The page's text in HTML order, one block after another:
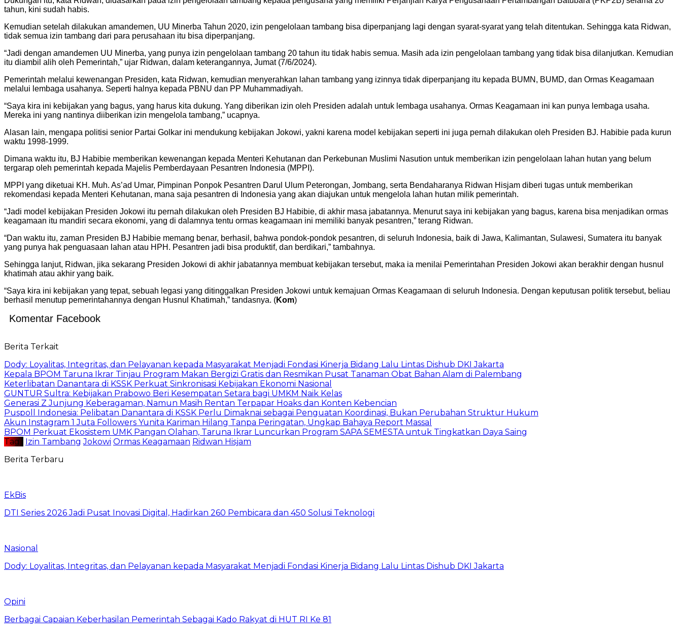
tahun, kini sudah habis.
Kemudian setelah dilakukan amandemen, UU Minerba Tahun 2020, izin pengelolaan tambang bisa diperpanjang lagi dengan syarat-syarat yang telah ditentukan. Sehingga kata Ridwan,
tidak semua izin tambang dari para perusahaan itu bisa diperpanjang.
“Jadi dengan amandemen UU Minerba, yang punya izin pengelolaan tambang 20 tahun itu tidak habis semua. Masih ada izin pengelolaan tambang yang tidak bisa dilanjutkan. Kemudian
itu diambil alih oleh Pemerintah,” ujar Ridwan, dalam keterangannya, Jumat (7/6/2024).
Pemerintah melalui kewenangan Presiden, kata Ridwan, kemudian menyerahkan lahan tambang yang izinnya tidak diperpanjang itu kepada BUMN, BUMD, dan Ormas Keagamaan
melalui lembaga usahanya. Seperti halnya kepada PBNU dan PP Muhammadiyah.
“Saya kira ini kebijakan yang bagus, yang harus kita dukung. Yang diberikan izin oleh Presiden adalah untuk lembaga usahanya. Ormas Keagamaan ini kan punya lembaga usaha.
Mereka ini yang nantinya diiberikan izin mengelola tambang,” ucapnya.
Alasan lain, mengapa politisi senior Partai Golkar ini mendukung kebijakan Jokowi, yakni karena model kebijakan seperti ini juga pernah dilakukan oleh Presiden BJ. Habibie pada kurun
waktu 1998-1999.
Dimana waktu itu, BJ Habibie memberikan kewenangan kepada Menteri Kehutanan dan Perkebunan Muslimi Nasution untuk memberikan izin pengelolaan lahan hutan yang belum
tergarap oleh pemerintah kepada Majelis Pemberdayaan Pesantren Indonesia (MPPI).
MPPI yang diketuai KH. Muh. As’ad Umar, Pimpinan Ponpok Pesantren Darul Ulum Peterongan, Jombang, serta Bendaharanya Ridwan Hisjam diberi tugas untuk memberikan
rekomendasi kepada Menteri Kehutanan, mana saja pesantren di Indonesia yang akan diajukan untuk mengelola lahan hutan milik pemerintah.
“Jadi model kebijakan Presiden Jokowi itu pernah dilakukan oleh Presiden BJ Habibie, di akhir masa jabatannya. Menurut saya ini kebijakan yang bagus, karena bisa menjadikan ormas
keagamaan itu mandiri secara ekonomi, yang di dalamnya tentu ormas keagamaan ini memiliki banyak pesantren,” terang Ridwan.
“Dan waktu itu, zaman Presiden BJ Habibie memang benar, berhasil, bahwa pondok-pondok pesantren, di seluruh Indonesia, baik di Jawa, Kalimantan, Sulawesi, Sumatera itu banyak
yang punya hak penguasaan lahan atau HPH. Pesantren jadi bisa produktif, dan berdikari,” tambahnya.
Sehingga lanjut, Ridwan, jika sekarang Presiden Jokowi di akhir jabatannya membuat kebijakan tersebut, maka ia menilai Pemerintahan Presiden Jokowi akan berakhir dengan husnul
khatimah atau akhir yang baik.
“Saya kira ini kebijakan yang tepat, sebuah legasi yang ditinggalkan Presiden Jokowi untuk kemajuan Ormas Keagamaan di seluruh Indonesia. Dengan keputusan politik tersebut, beliau
berhasil menutup pemerintahannya dengan Husnul Khatimah,” tandasnya. (Kom)
Komentar Facebook
Berita Terkait
Dody: Loyalitas, Integritas, dan Pelayanan kepada Masyarakat Menjadi Fondasi Kinerja Bidang Lalu Lintas Dishub DKI Jakarta
Kepala BPOM Taruna Ikrar Tinjau Program Makan Bergizi Gratis dan Resmikan Pusat Tanaman Obat Bahan Alam di Palembang
Keterlibatan Danantara di KSSK Perkuat Sinkronisasi Kebijakan Ekonomi Nasional
GUNTUR Sultra: Kebijakan Prabowo Beri Kesempatan Setara bagi UMKM Naik Kelas
Generasi Z Junjung Keberagaman, Namun Masih Rentan Terpapar Hoaks dan Konten Kebencian
Puspoll Indonesia: Pelibatan Danantara di KSSK Perlu Dimaknai sebagai Penguatan Koordinasi, Bukan Perubahan Struktur Hukum
Akun Instagram 1 Juta Followers Yunita Kariman Hilang Tanpa Peringatan, Ungkap Bahaya Report Massal
BPOM Perkuat Ekosistem UMK Pangan Olahan, Taruna Ikrar Luncurkan Program SAPA SEMESTA untuk Tingkatkan Daya Saing
Tag :
Izin Tambang Jokowi Ormas Keagamaan Ridwan Hisjam
Berita Terbaru
EkBis
DTI Series 2026 Jadi Pusat Inovasi Digital, Hadirkan 260 Pembicara dan 450 Solusi Teknologi
Nasional
Dody: Loyalitas, Integritas, dan Pelayanan kepada Masyarakat Menjadi Fondasi Kinerja Bidang Lalu Lintas Dishub DKI Jakarta
Opini
Berbagai Capaian Keberhasilan Pemerintah Sebagai Kado Rakyat di HUT RI Ke 81